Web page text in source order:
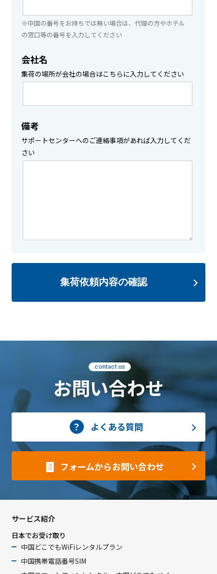
※中国の番号をお持ちでは無い場合は、代理の方やホテル
の窓口等の番号を入力してください
会社名
集荷の場所が会社の場合はこちらに入力してください
備考
サポートセンターへのご連絡事項があれば入力してくだ
さい
集荷依頼内容の確認
contact us
お問い合わせ
よくある質問
フォームからお問い合わせ
サービス紹介
日本でお受け取り
中国どこでもWiFiレンタルプラン
中国携帯電話番号SIM